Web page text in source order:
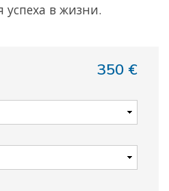
в жизни.
350 €